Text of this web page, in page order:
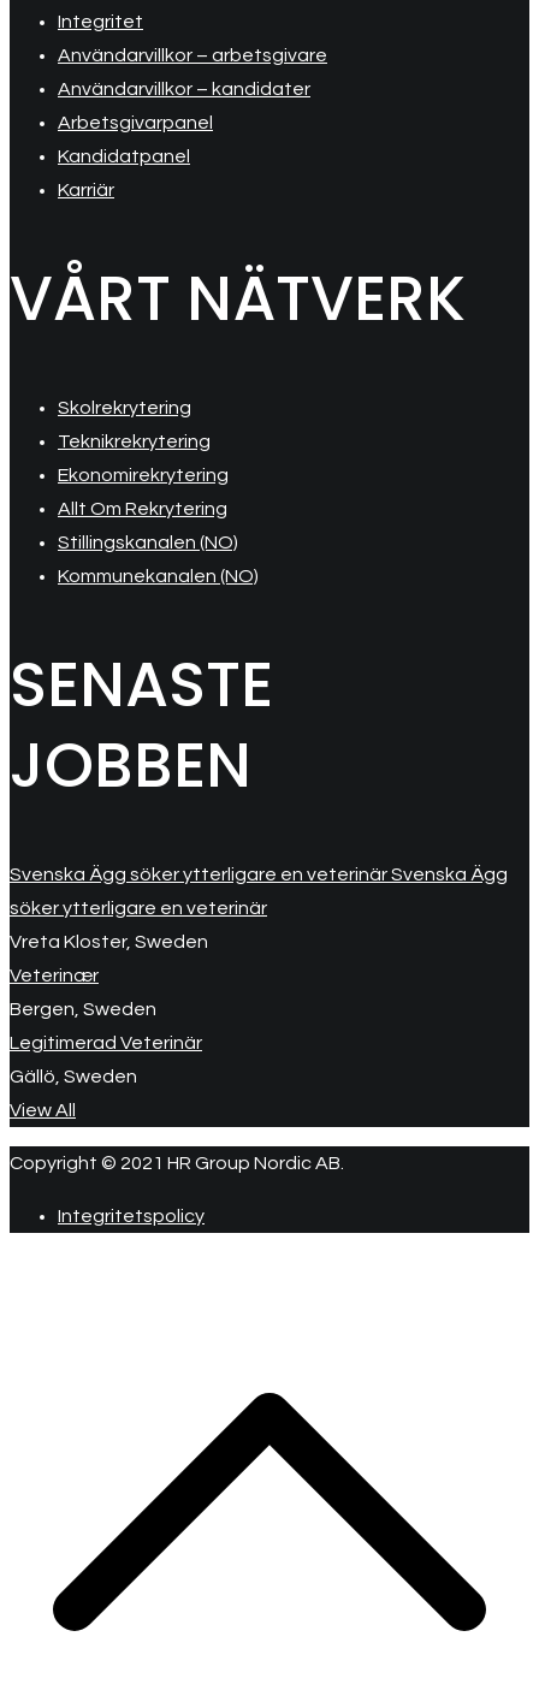
Integritet
Användarvillkor – arbetsgivare
Användarvillkor – kandidater
Arbetsgivarpanel
Kandidatpanel
Karriär
VÅRT NÄTVERK
Skolrekrytering
Teknikrekrytering
Ekonomirekrytering
Allt Om Rekrytering
Stillingskanalen (NO)
Kommunekanalen (NO)
SENASTE
JOBBEN
Svenska Ägg söker ytterligare en veterinär Svenska Ägg
söker ytterligare en veterinär
Vreta Kloster, Sweden
Veterinær
Bergen, Sweden
Legitimerad Veterinär
Gällö, Sweden
View All
Copyright © 2021 HR Group Nordic AB.
Integritetspolicy